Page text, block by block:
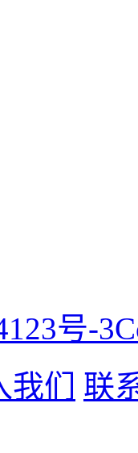
号-3
们 联